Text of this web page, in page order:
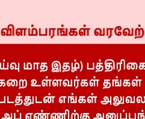
ஹார்டின் திரைவிமர்சனம் RATING